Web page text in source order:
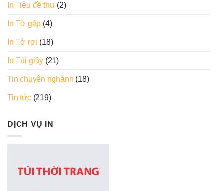
In Tiêu đề thư (2)
In Tờ gấp (4)
In Tờ rơi (18)
In Túi giấy (21)
Tin chuyên nghành (18)
Tin tức (219)
DỊCH VỤ IN